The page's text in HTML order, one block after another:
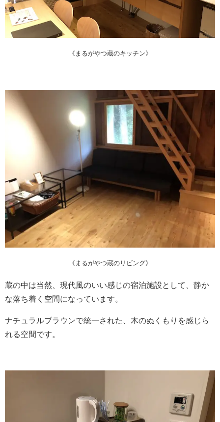
《まるがやつ蔵のキッチン》
《まるがやつ蔵のリビング》
蔵の中は当然、現代風のいい感じの宿泊施設として、静か
な落ち着く空間になっています。
ナチュラルブラウンで統一された、木のぬくもりを感じら
れる空間です。